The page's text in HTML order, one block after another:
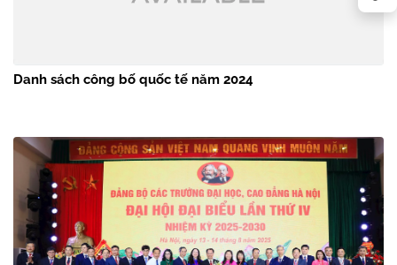
Danh sách công bố quốc tế năm 2024